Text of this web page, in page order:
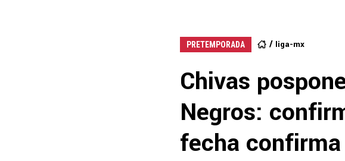
PRETEMPORADA liga-mx
Chivas
Negros:
fecha confirma